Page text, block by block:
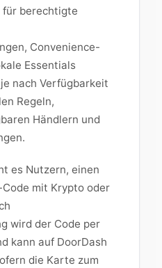
für berechtigte
Convenience-
Essentials
nach Verfügbarkeit
Regeln,
Händlern und
es Nutzern, einen
mit Krypto oder
wird der Code per
kann auf DoorDash
die Karte zum